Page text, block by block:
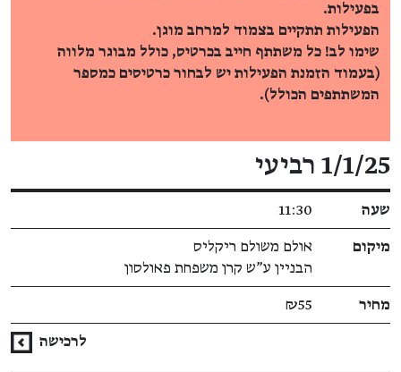
בפעילות.
הפעילות תתקיים בצמוד למרחב מוגן.
שימו לב! כל משתתף חייב בכרטיס, כולל מבוגר מלווה
(בעמוד הזמנת הפעילות יש לבחור כרטיסים כמספר
המשתתפים הכולל).
פרטי האירוע
1/1/25 רביעי
שעה 11:30
מיקום
אולם משולם ריקליס
הבניין ע"ש קרן משפחת פאולסון
מחיר ₪55
לרכישה